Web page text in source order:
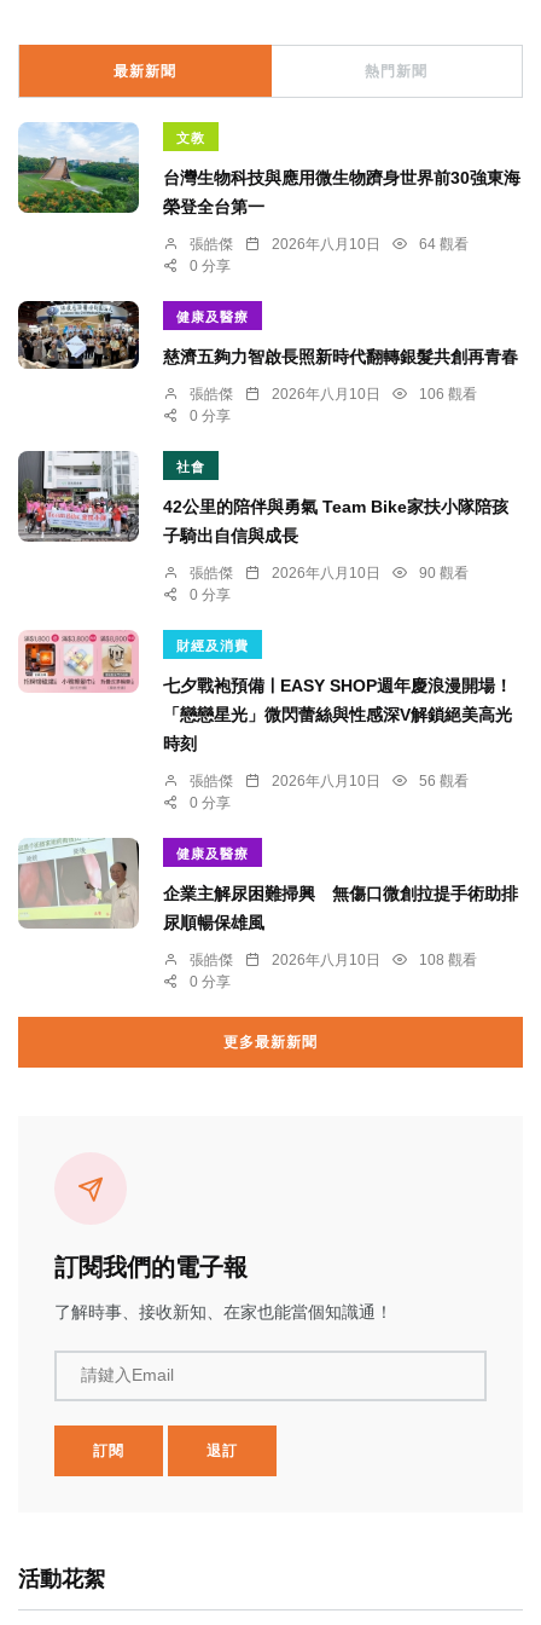
最新新聞 熱門新聞
文教
台灣生物科技與應用微生物躋身世界前30強東海
榮登全台第一
張皓傑 2026年八月10日
64 觀看
0 分享
健康及醫療
慈濟五夠力智啟長照新時代翻轉銀髮共創再青春
張皓傑 2026年八月10日
106 觀看
0 分享
社會
42公里的陪伴與勇氣 Team Bike家扶小隊陪孩
子騎出自信與成長
張皓傑 2026年八月10日
90 觀看
0 分享
財經及消費
七夕戰袍預備ￜEASY SHOP週年慶浪漫開場！
「戀戀星光」微閃蕾絲與性感深V解鎖絕美高光
時刻
張皓傑 2026年八月10日
56 觀看
0 分享
健康及醫療
企業主解尿困難掃興 無傷口微創拉提手術助排
尿順暢保雄風
張皓傑 2026年八月10日
108 觀看
0 分享
更多最新新聞
訂閱我們的電子報
了解時事、接收新知、在家也能當個知識通！
請鍵入Email
訂閱 退訂
活動花絮